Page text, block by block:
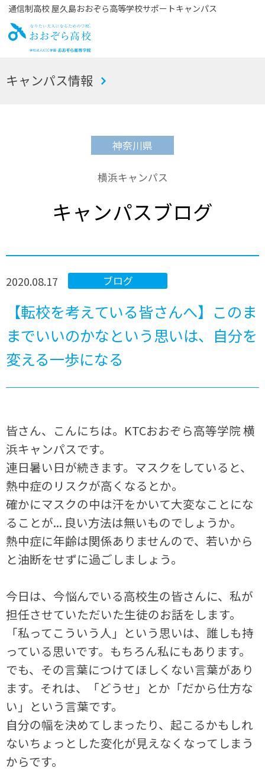
通信制高校 屋久島おおぞら高等学校サポートキャンパス
お
キャンパス情報
神奈川県
横浜キャンパス
キャンパスブログ
ブログ
2020.08.17
【転校を考えている皆さんへ】このま
までいいのかなという思いは、自分を
変える一歩になる
皆さん、こんにちは。KTCおおぞら高等学院 横
浜キャンパスです。
連日暑い日が続きます。マスクをしていると、
熱中症のリスクが高くなるとか。
確かにマスクの中は汗をかいて大変なことにな
ることが... 良い方法は無いものでしょうか。
熱中症に年齢は関係ありませんので、若いから
と油断をせずに過ごしましょう。
今日は、今悩んでいる高校生の皆さんに、私が
担任させていただいた生徒のお話をします。
「私ってこういう人」という思いは、誰しも持
っている思いです。もちろん私にもあります。
でも、その言葉につけてほしくない言葉があり
ます。それは、「どうせ」とか「だから仕方な
い」という言葉です。
自分の幅を決めてしまったり、起こるかもしれ
ないちょっとした変化が見えなくなってしまう
からです。